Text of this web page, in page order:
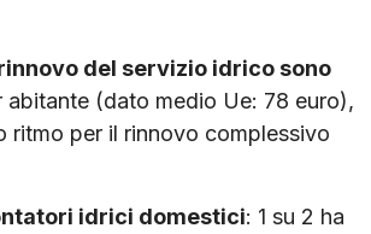
del servizio idrico sono
abitante (dato medio Ue: 78 euro),
ritmo per il rinnovo complessivo
idrici domestici: 1 su 2 ha